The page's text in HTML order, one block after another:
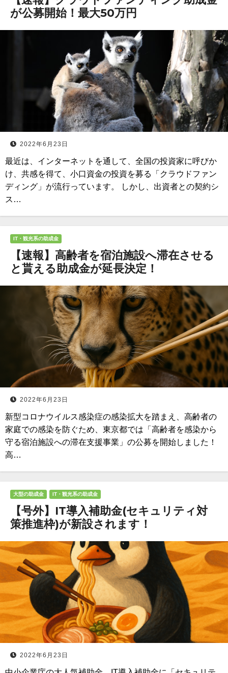
が公募開始！最大50万円
2022年6月23日
最近は、インターネットを通して、全国の投資家に呼びか
け、共感を得て、小口資金の投資を募る「クラウドファン
ディング」が流行っています。 しかし、出資者との契約シ
ス…
IT・観光系の助成金
【速報】高齢者を宿泊施設へ滞在させる
と貰える助成金が延長決定！
2022年6月23日
新型コロナウイルス感染症の感染拡大を踏まえ、高齢者の
家庭での感染を防ぐため、東京都では「高齢者を感染から
守る宿泊施設への滞在支援事業」の公募を開始しました！
高…
大型の助成金 IT・観光系の助成金
【号外】IT導入補助金(セキュリティ対
策推進枠)が新設されます！
2022年6月23日